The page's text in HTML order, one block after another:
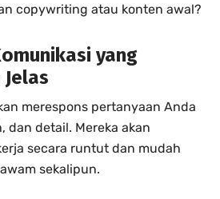
copywriting atau konten awal?
yang
merespons pertanyaan Anda
dan detail. Mereka akan
secara runtut dan mudah
sekalipun.